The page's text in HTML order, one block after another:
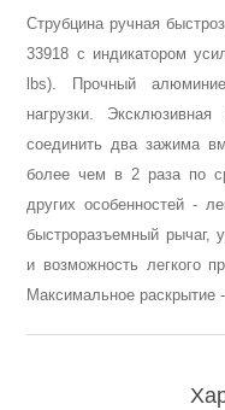
Струбцина ручная
33918 с индикатором
lbs). Прочный
нагрузки. Эксклюзивная
соединить два зажима
более чем в 2 раза по
других особенностей -
быстроразъемный рычаг,
и возможность легкого
Максимальное раскрытие